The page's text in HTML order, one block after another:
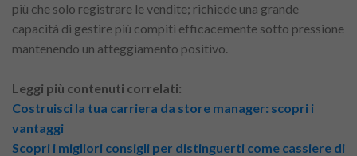
più che solo registrare le vendite; richiede una grande
capacità di gestire più compiti efficacemente sotto pressione
mantenendo un atteggiamento positivo.
Leggi più contenuti correlati:
Costruisci la tua carriera da store manager: scopri i
vantaggi
Scopri i migliori consigli per distinguerti come cassiere di